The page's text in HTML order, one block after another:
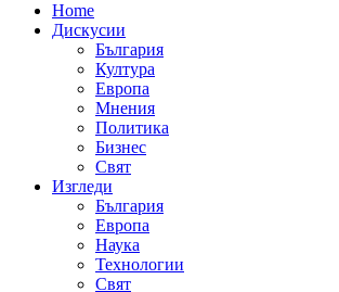
Home
Дискусии
България
Култура
Европа
Мнения
Политика
Бизнес
Свят
Изгледи
България
Европа
Наука
Технологии
Свят